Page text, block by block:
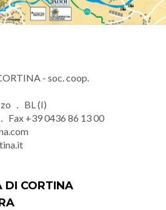
- soc. coop.
BL (I)
Fax +39 0436 86 13 00
DI CORTINA